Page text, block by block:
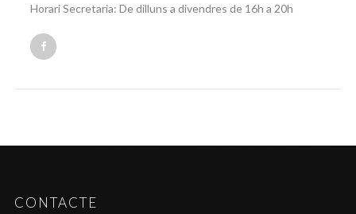
Horari Secretaria: De dilluns a divendres de 16h a 20h
CONTACTE